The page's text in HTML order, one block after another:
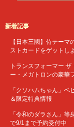
新着記事
【日本三國】侍テー
ストカードをゲットし
トランスフォーマー
ー・メガトロンの豪華
「クソハムちゃん」
＆限定特典情報
「令和のダラさん」
で9/1まで予約受付中